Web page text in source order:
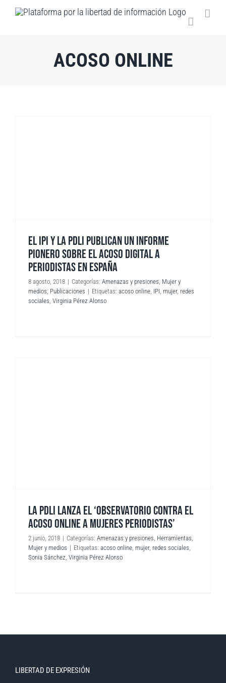
Saltar
ACOSO ONLINE
EL IPI Y LA PDLI PUBLICAN UN INFORME
PIONERO SOBRE EL ACOSO DIGITAL A
PERIODISTAS EN ESPAÑA
8 agosto, 2018 | Categorías: Amenazas y presiones Mujer y
medios Publicaciones | Etiquetas: acoso online IPI mujer, redes
sociales Virginia Pérez Alonso
LA PDLI LANZA EL ‘OBSERVATORIO CONTRA EL
ACOSO ONLINE A MUJERES PERIODISTAS’
2 junio, 2018 | Categorías: Amenazas y presiones, Herramientas,
Mujer y medios | Etiquetas: acoso online, mujer, redes sociales,
Sonia Sánchez, Virginia Pérez Alonso
LIBERTAD DE EXPRESIÓN